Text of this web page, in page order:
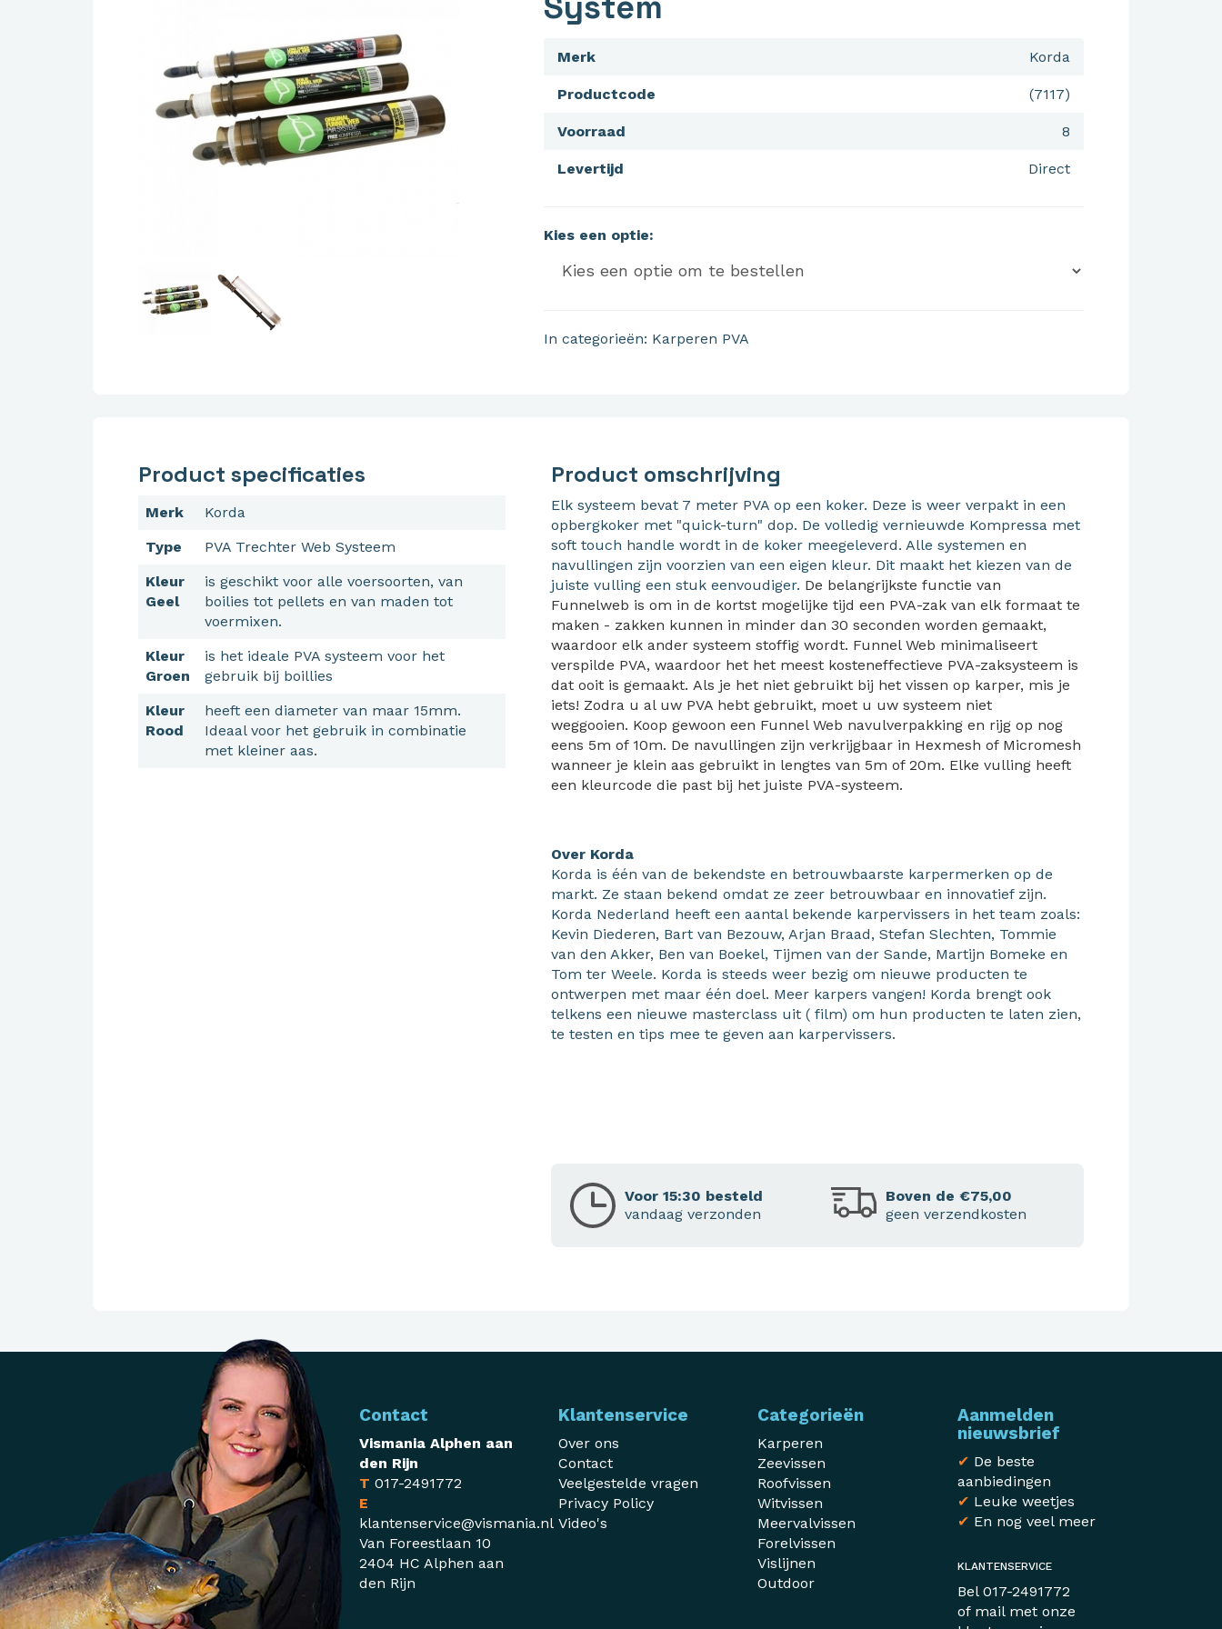
Korda
Merk
(7117)
Productcode
8
Voorraad
Direct
Levertijd
Kies een optie:
In categorieën: Karperen PVA
Product specificaties
Merk
Korda
Type
PVA Trechter Web Systeem
Kleur
Geel
is geschikt voor alle voersoorten, van
boilies tot pellets en van maden tot
voermixen.
Kleur
Groen
is het ideale PVA systeem voor het
gebruik bij boillies
Kleur
Rood
heeft een diameter van maar 15mm.
Ideaal voor het gebruik in combinatie
met kleiner aas.
Product omschrijving
Elk systeem bevat 7 meter PVA op een koker. Deze is weer verpakt in een
opbergkoker met "quick-turn" dop. De volledig vernieuwde Kompressa met
soft touch handle wordt in de koker meegeleverd. Alle systemen en
navullingen zijn voorzien van een eigen kleur. Dit maakt het kiezen van de
juiste vulling een stuk eenvoudiger. De belangrijkste functie van
Funnelweb is om in de kortst mogelijke tijd een PVA-zak van elk formaat te
maken - zakken kunnen in minder dan 30 seconden worden gemaakt,
waardoor elk ander systeem stoffig wordt. Funnel Web minimaliseert
verspilde PVA, waardoor het het meest kosteneffectieve PVA-zaksysteem is
dat ooit is gemaakt. Als je het niet gebruikt bij het vissen op karper, mis je
iets! Zodra u al uw PVA hebt gebruikt, moet u uw systeem niet
weggooien. Koop gewoon een Funnel Web navulverpakking en rijg op nog
eens 5m of 10m. De navullingen zijn verkrijgbaar in Hexmesh of Micromesh
wanneer je klein aas gebruikt in lengtes van 5m of 20m. Elke vulling heeft
een kleurcode die past bij het juiste PVA-systeem.
Over Korda
Korda is één van de bekendste en betrouwbaarste karpermerken op de
markt. Ze staan bekend omdat ze zeer betrouwbaar en innovatief zijn.
Korda Nederland heeft een aantal bekende karpervissers in het team zoals:
Kevin Diederen, Bart van Bezouw, Arjan Braad, Stefan Slechten, Tommie
van den Akker, Ben van Boekel, Tijmen van der Sande, Martijn Bomeke en
Tom ter Weele. Korda is steeds weer bezig om nieuwe producten te
ontwerpen met maar één doel. Meer karpers vangen! Korda brengt ook
telkens een nieuwe masterclass uit ( film) om hun producten te laten zien,
te testen en tips mee te geven aan karpervissers.
Voor 15:30 besteld
vandaag verzonden
Boven de €75,00
geen verzendkosten
Contact
Vismania Alphen aan
den Rijn
T 017-2491772
E
klantenservice@vismania.nl
Van Foreestlaan 10
2404 HC Alphen aan
den Rijn
Klantenservice
Over ons
Contact
Veelgestelde vragen
Privacy Policy
Video's
Categorieën
Karperen
Zeevissen
Roofvissen
Witvissen
Meervalvissen
Forelvissen
Vislijnen
Outdoor
Aanmelden
nieuwsbrief
✔ De beste
aanbiedingen
✔ Leuke weetjes
✔ En nog veel meer
KLANTENSERVICE
Bel 017-2491772
of mail met onze